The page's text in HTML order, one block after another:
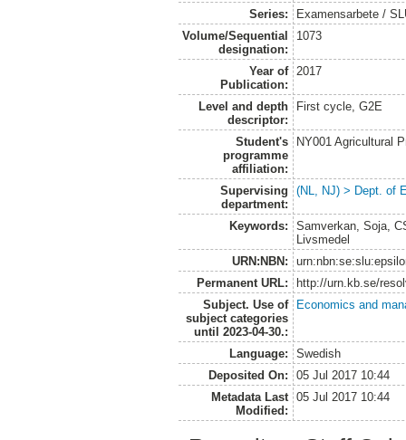
Series:
Examensarbete /
Volume/Sequential
designation:
1073
Year of
Publication:
2017
Level and depth
descriptor:
First cycle, G2E
Student's
programme
affiliation:
NY001 Agricultural
Supervising
department:
(NL, NJ) > Dept. of
Keywords:
Samverkan, Soja,
Livsmedel
URN:NBN:
Permanent URL:
http://urn.kb.se/
Subject. Use of
subject categories
until 2023-04-30.:
Economics and
Language:
Swedish
Deposited On:
05 Jul 2017 10:44
Metadata Last
Modified:
05 Jul 2017 10:44